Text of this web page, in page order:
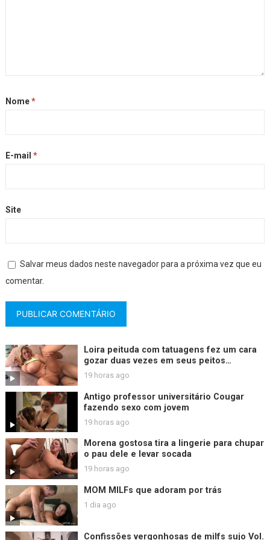
Nome*
E-mail *
Site
Salvar meus dados neste navegador para a próxima vez que eu
comentar.
Loira peituda com tatuagens fez um cara
gozar duas vezes em seus peitos
enormes.
19 horas ago
Antigo professor universitário Cougar
fazendo sexo com jovem
19 horas ago
Morena gostosa tira a lingerie para chupar
o pau dele e levar socada
19 horas ago
MOM MILFs que adoram por trás
1 dia ago
Confissões vergonhosas de milfs sujo Vol.